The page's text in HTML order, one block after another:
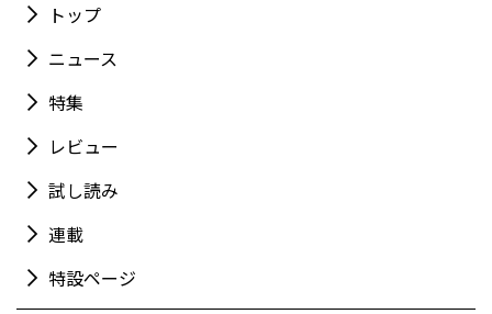
トップ
ニュース
特集
レビュー
試し読み
連載
特設ページ